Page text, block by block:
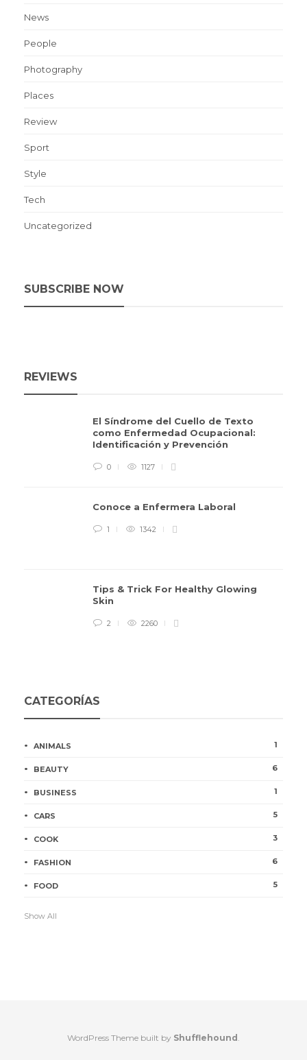
News
People
Photography
Places
Review
Sport
Style
Tech
Uncategorized
SUBSCRIBE NOW
REVIEWS
El Síndrome del Cuello de Texto
como Enfermedad Ocupacional:
Identificación y Prevención
0 1127
Conoce a Enfermera Laboral
1 1342
Tips & Trick For Healthy Glowing
Skin
2 2260
CATEGORÍAS
ANIMALS 1
BEAUTY 6
BUSINESS 1
CARS 5
COOK 3
FASHION 6
FOOD 5
Show All
WordPress Theme built by Shufflehound .